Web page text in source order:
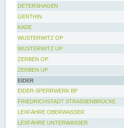
DETERSHAGEN
GENTHIN
KADE
WUSTERWITZ OP
WUSTERWITZ UP
ZERBEN OP
ZERBEN UP
EIDER
EIDER-SPERRWERK BP
FRIEDRICHSTADT STRASSENBRÜCKE
LEXFÄHRE OBERWASSER
LEXFÄHRE UNTERWASSER